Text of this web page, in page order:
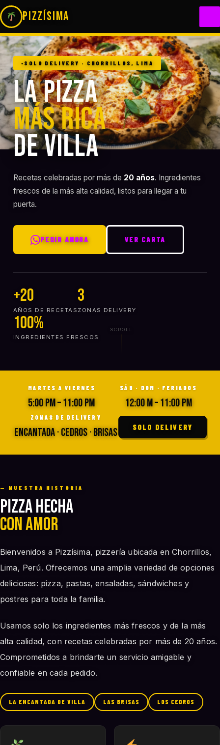
PIZZíSIMA
NOSOTROS
PROMOCIONES
CARTA
CONTACTO
PEDIR AHORA POR WHATSAPP
SOLO DELIVERY · CHORRILLOS, LIMA
LA PIZZA
MÁS RICA
DE VILLA
Recetas celebradas por más de 20 años. Ingredientes
frescos de la más alta calidad, listos para llegar a tu
puerta.
PEDIR AHORA VER CARTA
+20
AÑOS DE RECETAS
3
ZONAS DELIVERY
100%
INGREDIENTES FRESCOS
SCROLL
MARTES A VIERNES
5:00 PM – 11:00 PM
SÁB · DOM · FERIADOS
12:00 M – 11:00 PM
ZONAS DE DELIVERY
Encantada · Cedros · Brisas SOLO DELIVERY
— NUESTRA HISTORIA
Pizza hecha
con amor
Bienvenidos a Pizzísima, pizzería ubicada en Chorrillos,
Lima, Perú. Ofrecemos una amplia variedad de opciones
deliciosas: pizza, pastas, ensaladas, sándwiches y
postres para toda la familia.
Usamos solo los ingredientes más frescos y de la más
alta calidad, con recetas celebradas por más de 20 años.
Comprometidos a brindarte un servicio amigable y
confiable en cada pedido.
LA ENCANTADA DE VILLA LAS BRISAS LOS CEDROS